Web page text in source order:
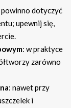
powinno dotyczyć
upewnij się,
: w praktyce
zarówno
: nawet przy
i